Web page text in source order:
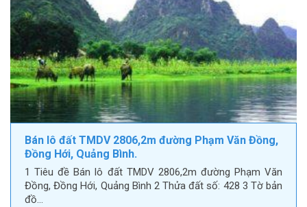
Bán lô đất TMDV 2806,2m đường Phạm Văn Đồng,
Đồng Hới, Quảng Bình.
1 Tiêu đề Bán lô đất TMDV 2806,2m đường Phạm Văn
Đồng, Đồng Hới, Quảng Bình 2 Thửa đất số: 428 3 Tờ bản
đồ…